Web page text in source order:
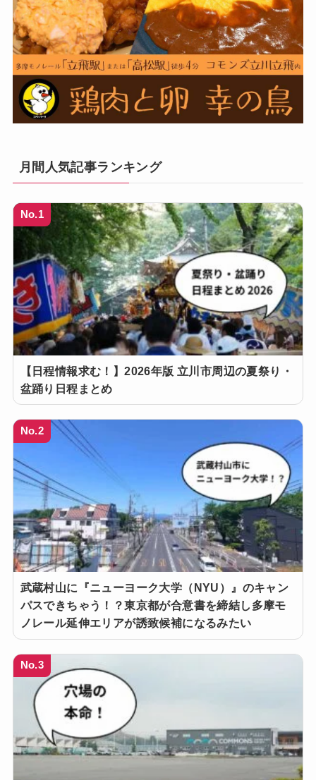
月間人気記事ランキング
No.1
【日程情報求む！】2026年版 立川市周辺の夏祭り・
盆踊り日程まとめ
No.2
武蔵村山に『ニューヨーク大学（NYU）』のキャン
パスできちゃう！？東京都が合意書を締結し多摩モ
ノレール延伸エリアが誘致候補になるみたい
No.3